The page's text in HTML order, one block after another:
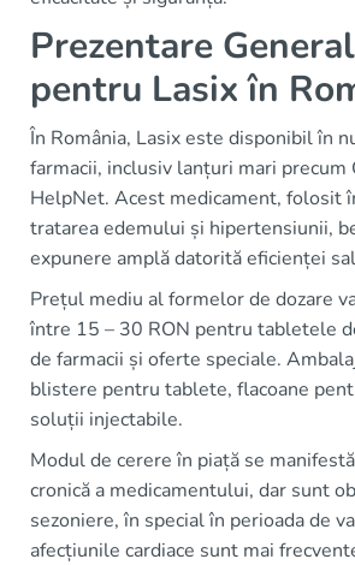
Prezentare
pentru Lasix în
În România, Lasix este disponibil în
farmacii, inclusiv lanțuri mari precum
HelpNet. Acest medicament, folosit
tratarea edemului și hipertensiunii,
expunere amplă datorită eficienței
Prețul mediu al formelor de dozare
între 15 – 30 RON pentru tabletele
de farmacii și oferte speciale.
blistere pentru tablete, flacoane
soluții injectabile.
Modul de cerere în piață se
cronică a medicamentului, dar sunt
sezoniere, în special în perioada de
afecțiunile cardiace sunt mai